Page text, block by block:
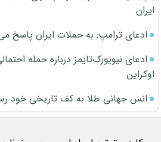
ایران
ادعای ترامپ: به حملات ایران پاسخ
ادعای نیویورک‌تایمز درباره حمله
اوکراین
انس جهانی طلا به کف تاریخی خود